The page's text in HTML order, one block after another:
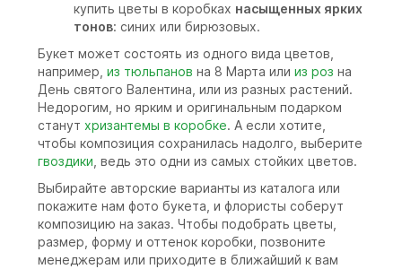
купить цветы в коробках насыщенных ярких
тонов: синих или бирюзовых.
Букет может состоять из одного вида цветов,
например, из тюльпанов на 8 Марта или из роз на
День святого Валентина, или из разных растений.
Недорогим, но ярким и оригинальным подарком
станут хризантемы в коробке. А если хотите,
чтобы композиция сохранилась надолго, выберите
гвоздики, ведь это одни из самых стойких цветов.
Выбирайте авторские варианты из каталога или
покажите нам фото букета, и флористы соберут
композицию на заказ. Чтобы подобрать цветы,
размер, форму и оттенок коробки, позвоните
менеджерам или приходите в ближайший к вам